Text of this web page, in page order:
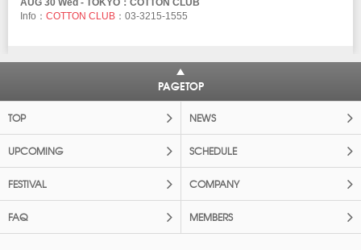
AUG 30 Wed - TOKYO：COTTON CLUB
Info： COTTON CLUB ：03-3215-1555
PAGETOP
TOP NEWS
UPCOMING SCHEDULE
FESTIVAL COMPANY
FAQ MEMBERS